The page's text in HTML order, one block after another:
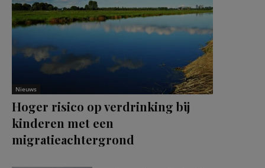
Nieuws
Hoger risico op verdrinking bij
kinderen met een
migratieachtergrond